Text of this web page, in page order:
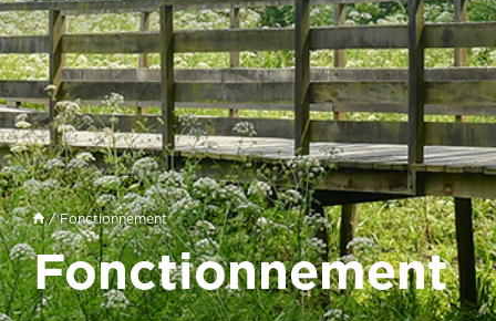
/ Fonctionnement
Fonctionnement